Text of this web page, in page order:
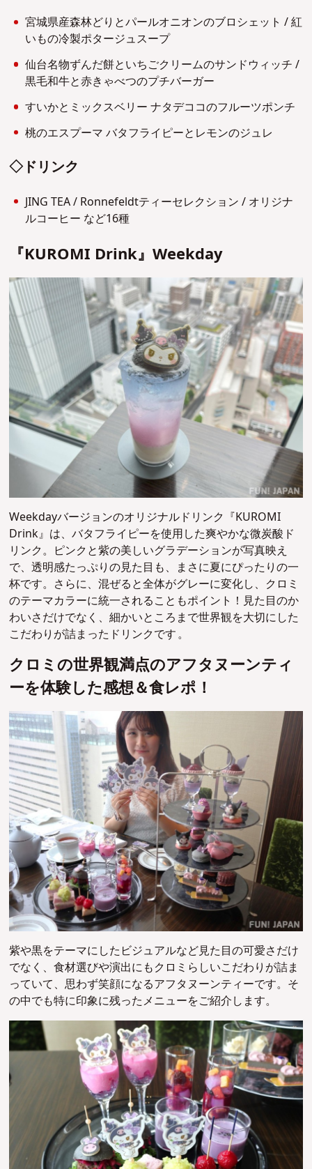
宮城県産森林どりとパールオニオンのブロシェット / 紅
いもの冷製ポタージュスープ
仙台名物ずんだ餅といちごクリームのサンドウィッチ /
黒毛和牛と赤きゃべつのプチバーガー
すいかとミックスベリー ナタデココのフルーツポンチ
桃のエスプーマ バタフライピーとレモンのジュレ
◇ドリンク
JING TEA / Ronnefeldtティーセレクション / オリジナ
ルコーヒー など16種
『KUROMI Drink』Weekday
Weekdayバージョンのオリジナルドリンク『KUROMI
Drink』は、バタフライピーを使用した爽やかな微炭酸ド
リンク。ピンクと紫の美しいグラデーションが写真映え
で、透明感たっぷりの見た目も、まさに夏にぴったりの一
杯です。さらに、混ぜると全体がグレーに変化し、クロミ
のテーマカラーに統一されることもポイント！見た目のか
わいさだけでなく、細かいところまで世界観を大切にした
こだわりが詰まったドリンクです 。
クロミの世界観満点のアフタヌーンティ
ーを体験した感想＆食レポ！
紫や黒をテーマにしたビジュアルなど見た目の可愛さだけ
でなく、食材選びや演出にもクロミらしいこだわりが詰ま
っていて、思わず笑顔になるアフタヌーンティーです。そ
の中でも特に印象に残ったメニューをご紹介します。